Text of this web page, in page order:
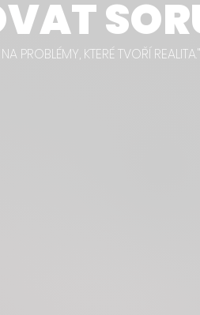
PROBLÉMY, KTERÉ TVOŘÍ REALITA."